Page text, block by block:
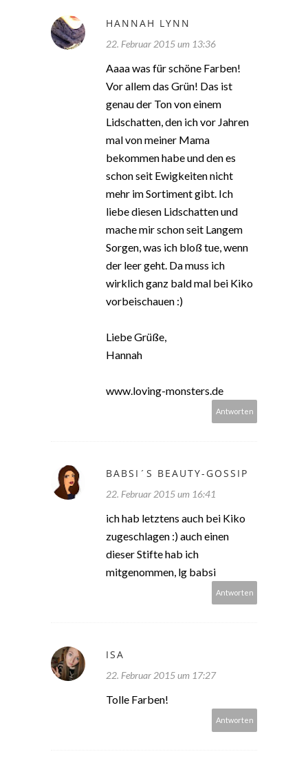
HANNAH LYNN
22. Februar 2015 um 13:36
Aaaa was für schöne Farben!
Vor allem das Grün! Das ist
genau der Ton von einem
Lidschatten, den ich vor Jahren
mal von meiner Mama
bekommen habe und den es
schon seit Ewigkeiten nicht
mehr im Sortiment gibt. Ich
liebe diesen Lidschatten und
mache mir schon seit Langem
Sorgen, was ich bloß tue, wenn
der leer geht. Da muss ich
wirklich ganz bald mal bei Kiko
vorbeischauen :)
Liebe Grüße,
Hannah
www.loving-monsters.de
Antworten
BABSI´S BEAUTY-GOSSIP
22. Februar 2015 um 16:41
ich hab letztens auch bei Kiko
zugeschlagen :) auch einen
dieser Stifte hab ich
mitgenommen, lg babsi
Antworten
ISA
22. Februar 2015 um 17:27
Tolle Farben!
Antworten